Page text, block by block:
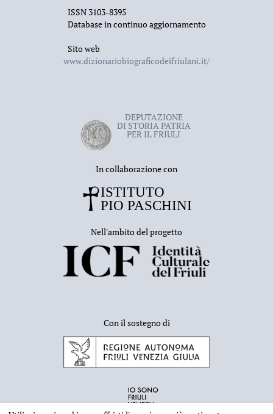
ISSN 3103-8395
Database in continuo aggiornamento
Sito web
www.dizionariobiograficodeifriulani.it/
DEPUTAZIONE
DI STORIA PATRIA
PER IL FRIULI
In collaborazione con
Nell'ambito del progetto
Con il sostegno di